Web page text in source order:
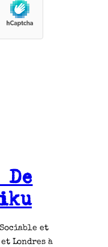
et
Londres à